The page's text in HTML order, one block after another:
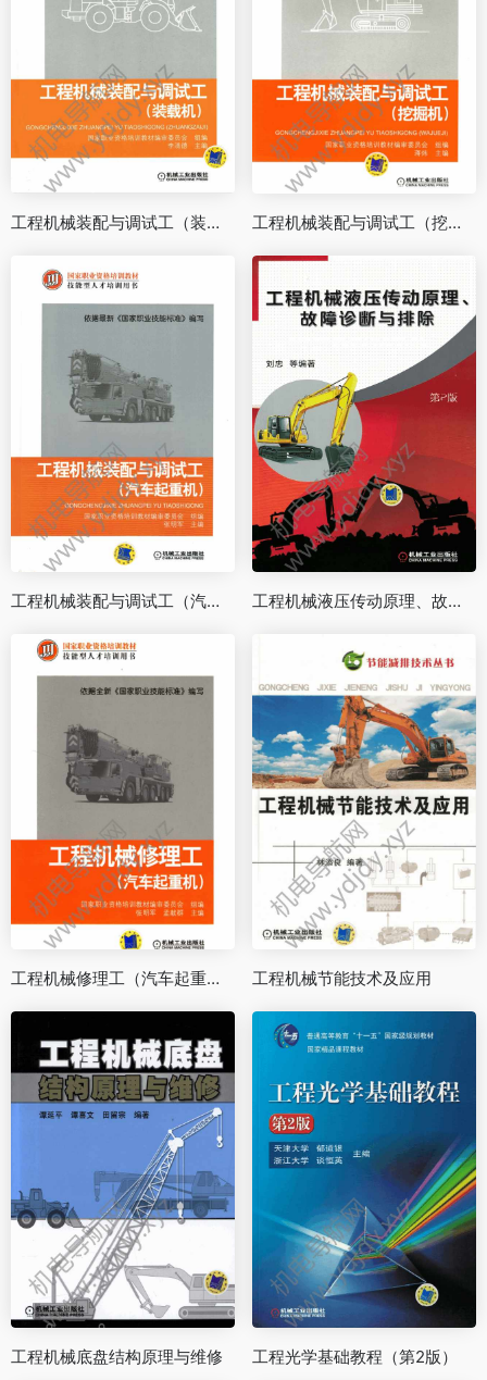
工程机械装配与调试工（装载机） 工程机械装配与调试工（挖掘机）
工程机械装配与调试工（汽车起重机） 工程机械液压传动原理、故障诊断与排除（第2版）
工程机械修理工（汽车起重机） 工程机械节能技术及应用
工程机械底盘结构原理与维修 工程光学基础教程（第2版）